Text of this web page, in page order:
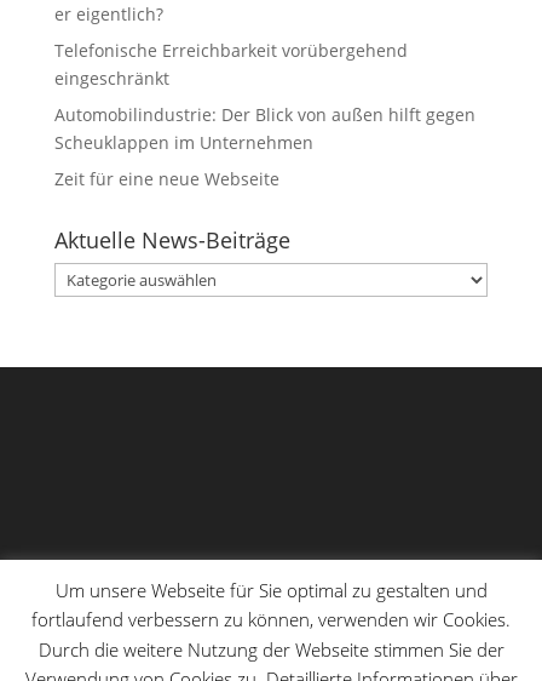
er eigentlich?
Telefonische Erreichbarkeit vorübergehend
eingeschränkt
Automobilindustrie: Der Blick von außen hilft gegen
Scheuklappen im Unternehmen
Zeit für eine neue Webseite
Aktuelle News-Beiträge
Aktuelle
News-
Um unsere Webseite für Sie optimal zu gestalten und
fortlaufend verbessern zu können, verwenden wir Cookies.
Durch die weitere Nutzung der Webseite stimmen Sie der